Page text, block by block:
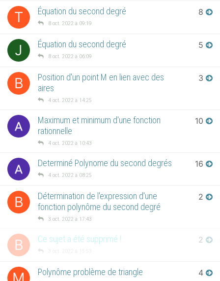
T Équation du second degré
8 oct. 2022 à 09:19
8
J Équation du second degré
8 oct. 2022 à 06:09
5
B
Position d'un point M en lien avec des
aires
4 oct. 2022 à 14:25
3
Maximum et minimum d'une fonction
rationnelle
4 oct. 2022 à 10:43
10
Determiné Polynome du second degrés
4 oct. 2022 à 08:25
16
B
Détermination de l'expression d'une
fonction polynôme du second degré
3 oct. 2022 à 17:43
2
B Ce sujet a été supprimé !
3 oct. 2022 à 15:53
2
Polynôme problème de triangle 4